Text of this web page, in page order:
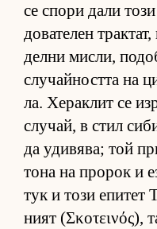
се спори дали
до­ва­те­лен
делни мис­ли,
слу­чай­ността на
ла. Хе­рак­лит се
слу­чай, в стил
да уди­вя­ва; той
тона на про­рок и
тук и този
ният (Σκοτεινός),